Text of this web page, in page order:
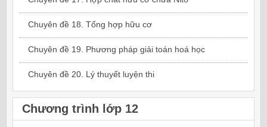
Chuyên đề 18. Tổng hợp hữu cơ
Chuyên đề 19. Phương pháp giải toán hoá học
Chuyên đề 20. Lý thuyết luyện thi
Chương trình lớp 12